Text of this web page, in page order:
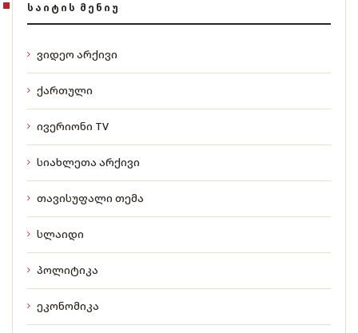
ᲡᲐᲘᲢᲘᲡ ᲛᲔᲜᲘᲣ
ვიდეო არქივი
ქართული
ივერიონი TV
სიახლეთა არქივი
თავისუფალი თემა
სლაიდი
პოლიტიკა
ეკონომიკა